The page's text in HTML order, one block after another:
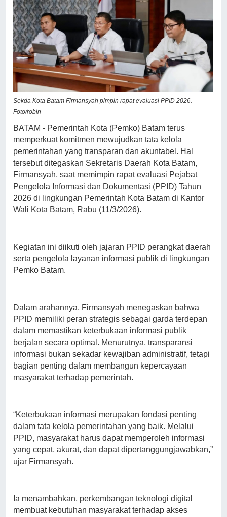
Sekda Kota Batam Firmansyah pimpin rapat evaluasi PPID 2026.
Foto/robin
BATAM - Pemerintah Kota (Pemko) Batam terus
memperkuat komitmen mewujudkan tata kelola
pemerintahan yang transparan dan akuntabel. Hal
tersebut ditegaskan Sekretaris Daerah Kota Batam,
Firmansyah, saat memimpin rapat evaluasi Pejabat
Pengelola Informasi dan Dokumentasi (PPID) Tahun
2026 di lingkungan Pemerintah Kota Batam di Kantor
Wali Kota Batam, Rabu (11/3/2026).
Kegiatan ini diikuti oleh jajaran PPID perangkat daerah
serta pengelola layanan informasi publik di lingkungan
Pemko Batam.
Dalam arahannya, Firmansyah menegaskan bahwa
PPID memiliki peran strategis sebagai garda terdepan
dalam memastikan keterbukaan informasi publik
berjalan secara optimal. Menurutnya, transparansi
informasi bukan sekadar kewajiban administratif, tetapi
bagian penting dalam membangun kepercayaan
masyarakat terhadap pemerintah.
“Keterbukaan informasi merupakan fondasi penting
dalam tata kelola pemerintahan yang baik. Melalui
PPID, masyarakat harus dapat memperoleh informasi
yang cepat, akurat, dan dapat dipertanggungjawabkan,”
ujar Firmansyah.
Ia menambahkan, perkembangan teknologi digital
membuat kebutuhan masyarakat terhadap akses